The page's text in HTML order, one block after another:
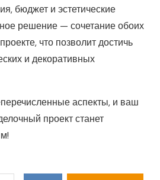
бюджет и эстетические
решение — сочетание обоих
что позволит достичь
и декоративных
аспекты, и ваш
проект станет